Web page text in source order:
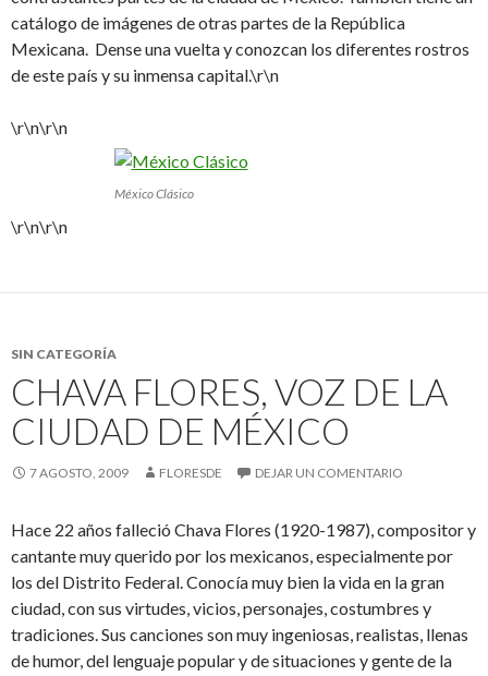
catálogo de imágenes de otras partes de la República
Mexicana. Dense una vuelta y conozcan los diferentes rostros
de este país y su inmensa capital.\r\n
\r\n\r\n
México Clásico
\r\n\r\n
SIN CATEGORÍA
CHAVA FLORES, VOZ DE LA
CIUDAD DE MÉXICO
7 AGOSTO, 2009 FLORESDE DEJAR UN COMENTARIO
Hace 22 años falleció Chava Flores (1920-1987), compositor y
cantante muy querido por los mexicanos, especialmente por
los del Distrito Federal. Conocía muy bien la vida en la gran
ciudad, con sus virtudes, vicios, personajes, costumbres y
tradiciones. Sus canciones son muy ingeniosas, realistas, llenas
de humor, del lenguaje popular y de situaciones y gente de la